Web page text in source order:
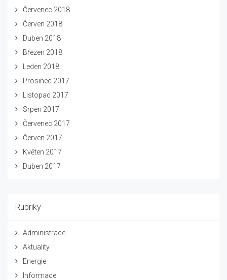
Červenec 2018
Červen 2018
Duben 2018
Březen 2018
Leden 2018
Prosinec 2017
Listopad 2017
Srpen 2017
Červenec 2017
Červen 2017
Květen 2017
Duben 2017
Rubriky
Administrace
Aktuality
Energie
Informace